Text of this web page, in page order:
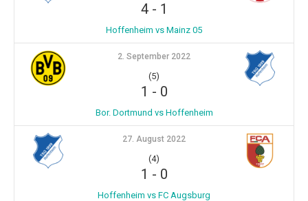
4- 1
Hoffenheim vs Mainz 05
2. September 2022
(5)
1 - 0
Bor. Dortmund vs Hoffenheim
27. August 2022
(4)
1 - 0
Hoffenheim vs FC Augsburg